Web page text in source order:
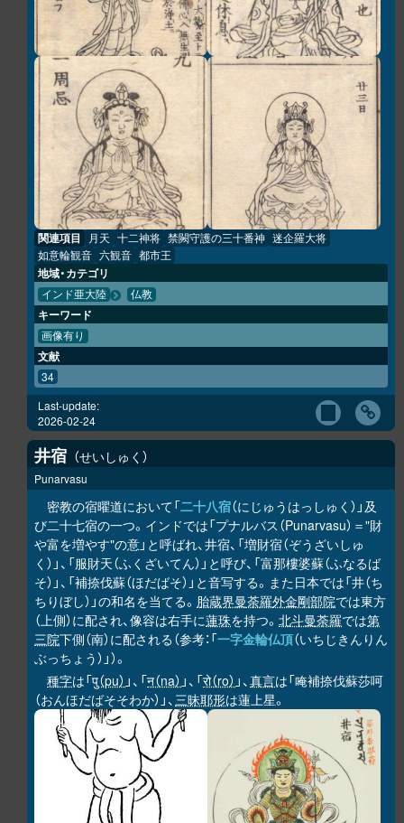
関連項目 月天 十二神将 禁闕守護の三十番神 迷企羅大将
如意輪観音 六観音 都市王
地域・カテゴリ
インド亜大陸 仏教
キーワード
画像有り
文献
34
Last-update:
2026-02-24
井宿 せいしゅく
Punarvasu
密教の宿曜道において「二十八宿（にじゅうはっしゅく）」及
び二十七宿の一つ。インドでは「プナルバス（Punarvasu）＝"財
や富を増やす"の意」と呼ばれ、井宿、「増財宿（ぞうざいしゅ
く）」、「服財天（ふくざいてん）」と呼び、「富那樓婆蘇（ふなるば
そ）」、「補捺伐蘇（ほだばそ）」と音写する。また日本では「井（ち
ちりぼし）」の和名を当てる。 胎蔵界曼荼羅外金剛部院では東方
（上側）に配され、像容は右手に蓮珠を持つ。 北斗曼荼羅では第
三院下側（南）に配される（参考：「一字金輪仏頂（いちじきんりん
ぶっちょう）」）。
種字は「पु（pu） 」、「न（na） 」、「रो（ro） 」、真言は「唵補捺伐蘇莎呵
（おんほだばそそわか）」、三昧耶形は蓮上星。